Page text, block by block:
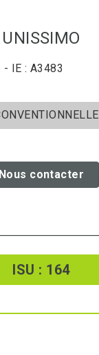
UNISSIMO
- IE : A3483
Nous contacter
ISU : 164